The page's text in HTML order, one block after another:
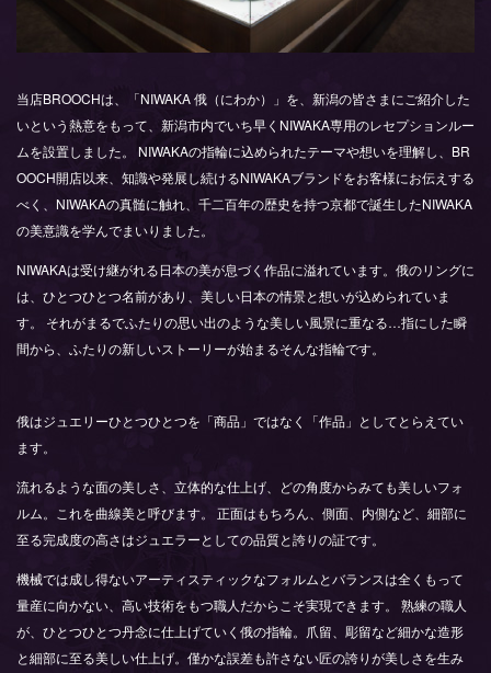
当店BROOCHは、「NIWAKA 俄（にわか）」を、新潟の皆さまにご紹介した
いという熱意をもって、新潟市内でいち早くNIWAKA専用のレセプションルー
ムを設置しました。 NIWAKAの指輪に込められたテーマや想いを理解し、BR
OOCH開店以来、知識や発展し続けるNIWAKAブランドをお客様にお伝えする
べく、NIWAKAの真髄に触れ、千二百年の歴史を持つ京都で誕生したNIWAKA
の美意識を学んでまいりました。
NIWAKAは受け継がれる日本の美が息づく作品に溢れています。俄のリングに
は、ひとつひとつ名前があり、美しい日本の情景と想いが込められていま
す。 それがまるでふたりの思い出のような美しい風景に重なる…指にした瞬
間から、ふたりの新しいストーリーが始まるそんな指輪です。
俄はジュエリーひとつひとつを「商品」ではなく「作品」としてとらえてい
ます。
流れるような面の美しさ、立体的な仕上げ、どの角度からみても美しいフォ
ルム。これを曲線美と呼びます。 正面はもちろん、側面、内側など、細部に
至る完成度の高さはジュエラーとしての品質と誇りの証です。
機械では成し得ないアーティスティックなフォルムとバランスは全くもって
量産に向かない、高い技術をもつ職人だからこそ実現できます。 熟練の職人
が、ひとつひとつ丹念に仕上げていく俄の指輪。爪留、彫留など細かな造形
と細部に至る美しい仕上げ。僅かな誤差も許さない匠の誇りが美しさを生み